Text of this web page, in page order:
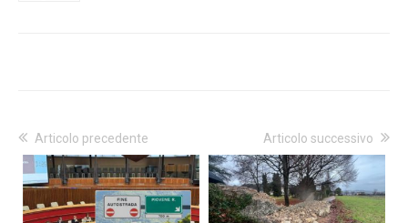
Articolo precedente Articolo successivo